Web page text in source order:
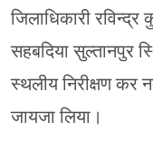
जिलाधिकारी
सहबदिया सुल्तानपुर
स्थलीय निरीक्षण कर
जायजा लिया।